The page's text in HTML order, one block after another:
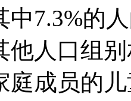
中7.3%的
他人口组
庭成员的